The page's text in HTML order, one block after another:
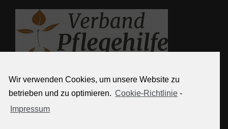
Wir verwenden Cookies, um unsere Website zu
betrieben und zu optimieren. Cookie-Richtlinie -
Impressum
Weitere Links
Kontakt